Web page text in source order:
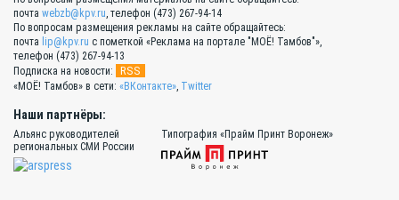
почта webzb@kpv.ru, телефон (473) 267-94-14
По вопросам размещения рекламы на сайте обращайтесь:
почта lip@kpv.ru с пометкой «Реклама на портале "МОЁ! Тамбов"»,
телефон (473) 267-94-13
Подписка на новости:
RSS
«МОЁ! Тамбов» в сети: «ВКонтакте», Twitter
Наши партнёры:
Альянс руководителей
региональных СМИ России
Типография «Прайм Принт Воронеж»